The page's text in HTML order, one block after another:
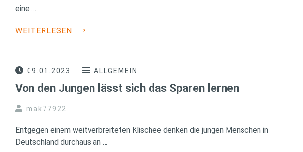
eine …
WEITERLESEN ⟶
09.01.2023 ALLGEMEIN
Von den Jungen lässt sich das Sparen lernen
mak77922
Entgegen einem weitverbreiteten Klischee denken die jungen Menschen in
Deutschland durchaus an …